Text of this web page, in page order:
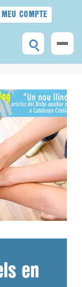
MEU COMPTE
en